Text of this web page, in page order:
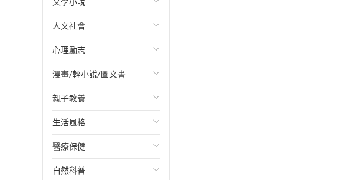
經濟/趨勢
財務/金融
管理/領導
職場工作術
成功法
行銷/廣告
傳記
歐美文學
日本文學
韓國文學
華文文學
經典文學
成長/家庭生活小說
懸疑/推理小說
人文社會
國際關係
政治
社會科學
台灣/中國歷史
日/韓歷史
其他歷史/史學
心理勵志
心靈成長/情緒
人際關係
兩性關係
心理學
漫畫/輕小說/圖文書
輕小說
奇幻/科幻
愛情故事
職場/社會寫實
親子教養
教育現場
兒童文學/故事
兒童科普/學習
生活風格
飲食/食譜
健身/美顏
醫療保健
健康/養生
自然科普